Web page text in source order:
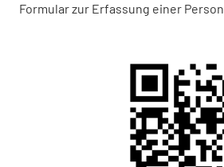
Formular zur Erfassung einer Person.